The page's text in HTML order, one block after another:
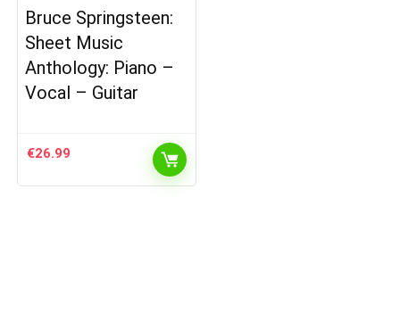
Bruce Springsteen:
Sheet Music
Anthology: Piano –
Vocal – Guitar
€26.99